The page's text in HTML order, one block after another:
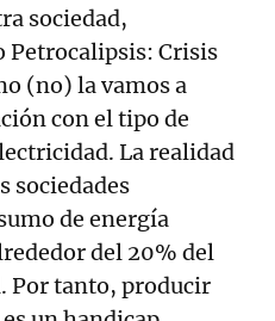
sociedad,
Petrocalipsis: Crisis
(no) la vamos a
con el tipo de
La realidad
sociedades
de energía
del 20% del
Por tanto, producir